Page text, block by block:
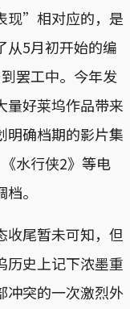
现”相对应的，是
从5月初开始的编
罢工中。今年发
量好莱坞作品带来
明确档期的影片集
水行侠2》等电
。
收尾暂未可知，但
历史上记下浓墨重
冲突的一次激烈外